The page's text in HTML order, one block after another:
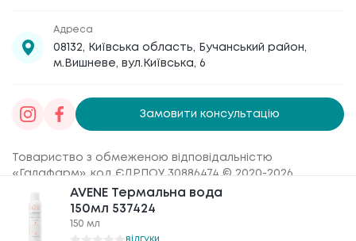
AVENE Термальна вода
150мл 537424
150 мл
відгуки
AVENE Термальна вода
150мл 537424
150 мл
відгуки
Адреса
08132, Київська область, Бучанський район,
м.Вишневе, вул.Київська, 6
Замовити консультацію
Товариство з обмеженою відповідальністю
«Галафарм», код ЄДРПОУ 30886474 © 2020-2026